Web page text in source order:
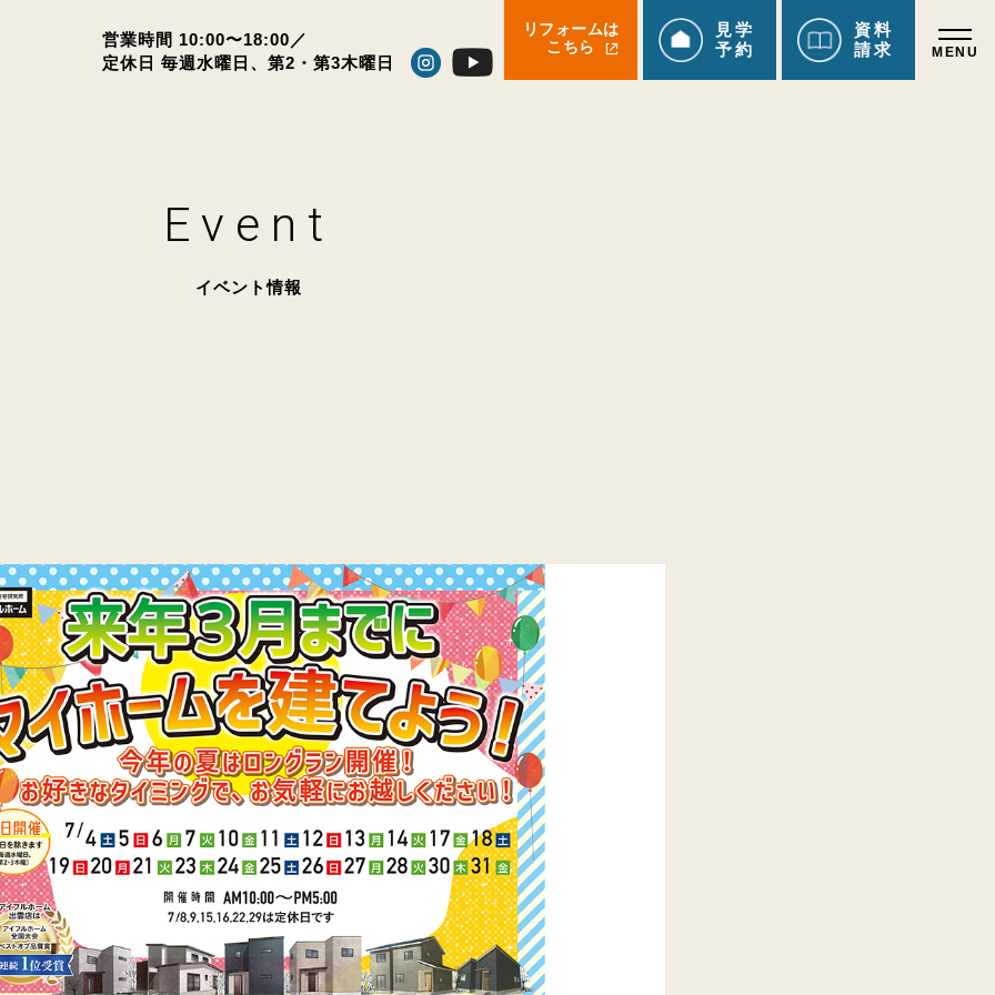
営業時間 10:00〜18:00／
定休日 毎週水曜日、 第2・第3木曜日
リフォームは
こちら
見学
予約
資料
請求
Event
イベント情報